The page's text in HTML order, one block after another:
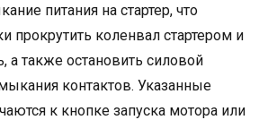
питания на стартер, что
прокрутить коленвал стартером и
а также остановить силовой
контактов. Указанные
к кнопке запуска мотора или